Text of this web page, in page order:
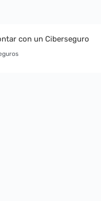
con un Ciberseguro